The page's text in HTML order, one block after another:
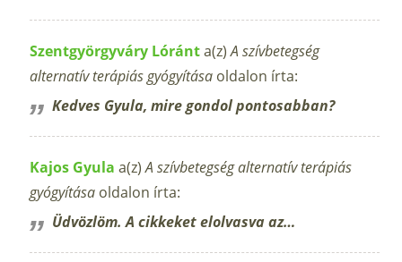
Szentgyörgyváry Lóránta(z)A szívbetegség
alternatív terápiás gyógyítása oldalon írta:
Kedves Gyula, mire gondol pontosabban?
Kajos Gyula a(z)A szívbetegség alternatív terápiás
gyógyítása oldalon írta:
Üdvözlöm. A cikkeket elolvasva az…